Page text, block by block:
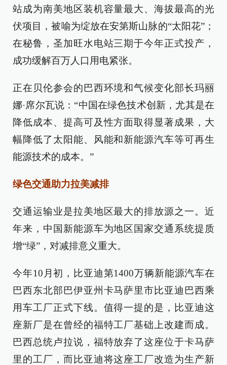
站成为南美地区装机容量最大、海拔最高的光
伏项目，被喻为绽放在安第斯山脉的“太阳花”；
在秘鲁，圣加旺水电站三期于今年正式投产，
成功缓解百万人口用电紧张。
正在贝伦参会的巴西环境和气候变化部长玛丽
娜·席尔瓦说：“中国在绿色技术创新，尤其是在
降低成本、提高可及性方面取得显著成果，大
幅降低了太阳能、风能和新能源汽车等可再生
能源技术的成本。”
绿色交通助力拉美减排
交通运输业是拉美地区最大的排放源之一。近
年来，中国新能源车为地区国家交通系统提质
增“绿”，对减排意义重大。
今年10月初，比亚迪第1400万辆新能源汽车在
巴西东北部巴伊亚州卡马萨里市比亚迪巴西乘
用车工厂正式下线。值得一提的是，比亚迪这
座新厂是在曾经的福特工厂基础上改建而成。
巴西总统卢拉说，福特放弃了这座位于卡马萨
里的工厂，而比亚迪将这座工厂改造为生产新